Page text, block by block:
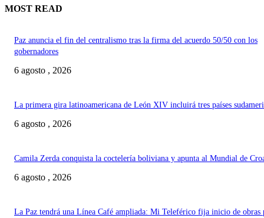
MOST READ
Paz anuncia el fin del centralismo tras la firma del acuerdo 50/50 con los
gobernadores
6 agosto , 2026
La primera gira latinoamericana de León XIV incluirá tres países
6 agosto , 2026
Camila Zerda conquista la coctelería boliviana y apunta al Mundial de
6 agosto , 2026
La Paz tendrá una Línea Café ampliada: Mi Teleférico fija inicio de obras